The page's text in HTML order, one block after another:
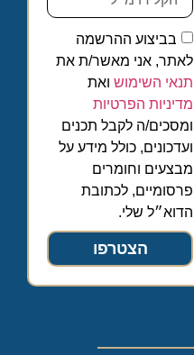
בביצוע ההרשמה
לאתר, אני מאשר/ת את
תנאי השימוש ואת
מדיניות הפרטיות
ומסכים/ה לקבל תכנים
ועדכונים, כולל מידע על
מבצעים וחומרים
פרסומיים, לכתובת
הדוא״ל שלי.
הצטרפו